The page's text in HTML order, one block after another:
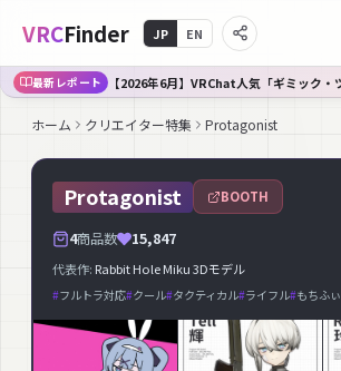
VRCFinder JP EN
最新レポート
ホーム クリエイター特集 Protagonist
Protagonist BOOTH
4商品数 15,847
代表作: Rabbit Hole Miku 3Dモデル
#フルトラ対応#クール#タクティカル#ライフル#もちふ